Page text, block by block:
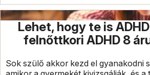
Lehet, hogy te is
felnőttkori ADHD 8
Sok szülő akkor kezd el gyanakodni